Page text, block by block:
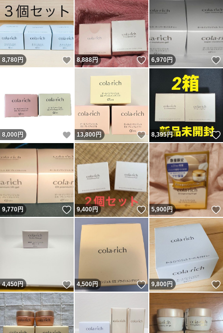
8,780円 いいね！
8,888円 いいね！
6,970円
8,000 円 いいね！
13,800円 いいね！
8,395円
9,770円 いいね！
9,400円 いいね！
5,900円
4,450円 いいね！
4,500円 いいね！
9,800円